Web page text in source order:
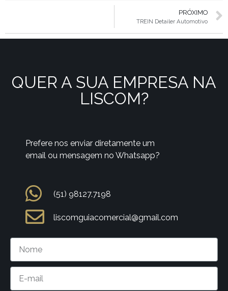
PRÓXIMO
TREIN Detailer Automotivo
QUER A SUA EMPRESA NA
LISCOM?
Prefere nos enviar diretamente um
email ou mensagem no Whatsapp?
(51) 98127.7198
liscomguiacomercial@gmail.com